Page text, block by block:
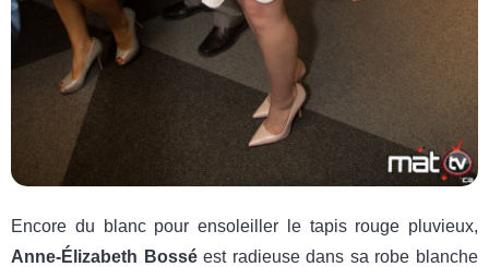
Encore du blanc pour ensoleiller le tapis rouge pluvieux,
Anne-Élizabeth Bosséest radieuse dans sa robe blanche